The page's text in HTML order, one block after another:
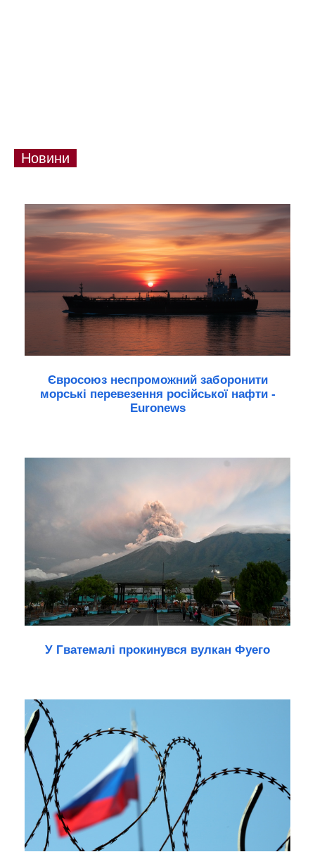
Новини
Євросоюз неспроможний заборонити
морські перевезення російської нафти -
Euronews
У Гватемалі прокинувся вулкан Фуего